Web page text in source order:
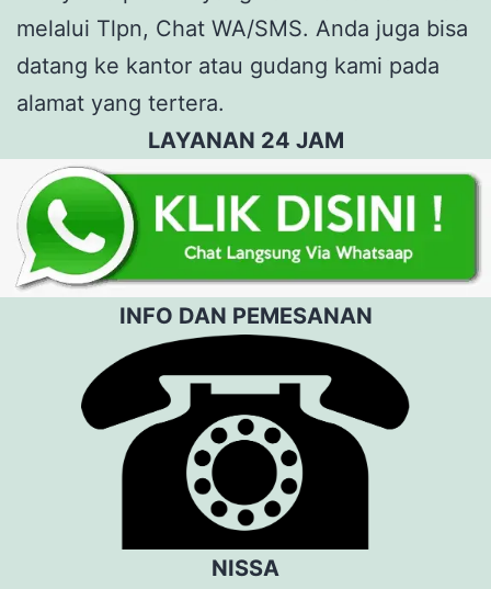
melalui Tlpn, Chat WA/SMS. Anda juga bisa
datang ke kantor atau gudang kami pada
alamat yang tertera.
LAYANAN 24 JAM
INFO DAN PEMESANAN
NISSA